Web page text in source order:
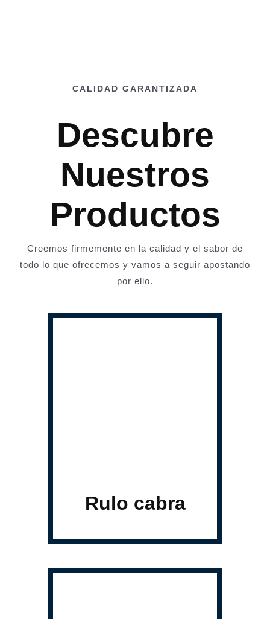
CALIDAD GARANTIZADA
Descubre
Nuestros
Productos
Creemos firmemente en la calidad y el sabor de
todo lo que ofrecemos y vamos a seguir apostando
por ello.
Rulo cabra